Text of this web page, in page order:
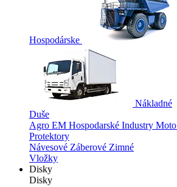
Hospodárske
Nákladné
Duše
Agro EM Hospodarské Industry Moto
Protektory
Návesové Záberové Zimné
Vložky
Disky
Disky